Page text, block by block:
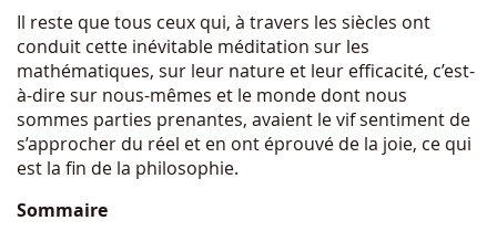
Il reste que tous ceux qui, à travers les siècles ont
conduit cette inévitable méditation sur les
mathématiques, sur leur nature et leur efficacité, c’est-
à-dire sur nous-mêmes et le monde dont nous
sommes parties prenantes, avaient le vif sentiment de
s’approcher du réel et en ont éprouvé de la joie, ce qui
est la fin de la philosophie.
Sommaire